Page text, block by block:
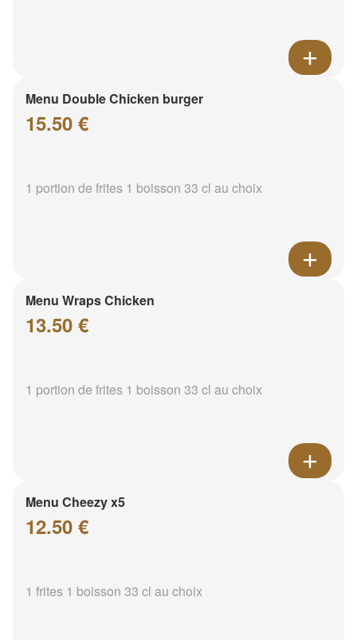
Menu Double Chicken burger
15.50 €
1 portion de frites 1 boisson 33 cl au choix
Menu Wraps Chicken
13.50 €
1 portion de frites 1 boisson 33 cl au choix
Menu Cheezy x5
12.50 €
1 frites 1 boisson 33 cl au choix